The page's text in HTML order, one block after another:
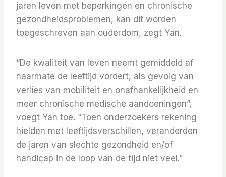
jaren leven met beperkingen en chronische
gezondheidsproblemen, kan dit worden
toegeschreven aan ouderdom, zegt Yan.
“De kwaliteit van leven neemt gemiddeld af
naarmate de leeftijd vordert, als gevolg van
verlies van mobiliteit en onafhankelijkheid en
meer chronische medische aandoeningen”,
voegt Yan toe. “Toen onderzoekers rekening
hielden met leeftijdsverschillen, veranderden
de jaren van slechte gezondheid en/of
handicap in de loop van de tijd niet veel.”